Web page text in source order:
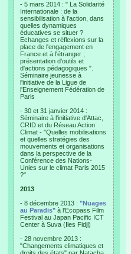
- 5 mars 2014 : " La Solidarité
Internationale : de la
sensibilisation à l'action, dans
quelles dynamiques
éducatives se situer ?
Echanges et réflexions sur la
place de l'engagement en
France et à l'étranger ;
présentation d'outils et
d'actions pédagogiques ".
Séminaire jeunesse à
l'initiative de la Ligue de
l'Enseignement Fédération de
Paris
- 30 et 31 janvier 2014 :
Séminaire à l'initiative d'Attac,
CRID et du Réseau Action
Climat - "Quelles mobilisations
et quelles stratégies des
mouvements et organisations
dans la perspective de la
Conférence des Nations-
Unies sur le climat Paris 2015
?"
2013
- 8 décembre 2013 : "Nuages
au Paradis" à l'Ecopass Film
Festival au Japan Pacific ICT
Center à Suva (Iles Fidji)
- 28 novembre 2013 :
"Changements climatiques et